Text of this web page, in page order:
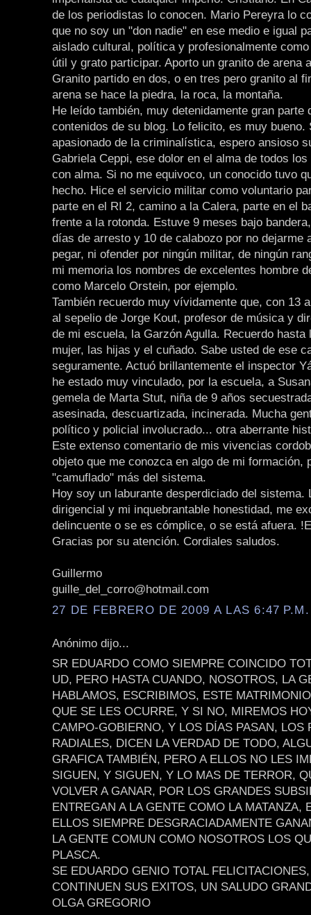
de los periodistas lo conocen. Mario Pereyra lo
que no soy un "don nadie" en ese medio e igual
aislado cultural, política y profesionalmente
útil y grato participar. Aporto un granito de arena
Granito partido en dos, o en tres pero granito al
arena se hace la piedra, la roca, la montaña.
He leído también, muy detenidamente gran parte
contenidos de su blog. Lo felicito, es muy bueno.
apasionado de la criminalística, espero ansioso
Gabriela Ceppi, ese dolor en el alma de todos
con alma. Si no me equivoco, un conocido tuvo
hecho. Hice el servicio militar como voluntario
parte en el RI 2, camino a la Calera, parte en el
frente a la rotonda. Estuve 9 meses bajo
días de arresto y 10 de calabozo por no dejarme
pegar, ni ofender por ningún militar, de ningún
mi memoria los nombres de excelentes hombre
como Marcelo Orstein, por ejemplo.
También recuerdo muy vívidamente que, con 13
al sepelio de Jorge Kout, profesor de música y
de mi escuela, la Garzón Agulla. Recuerdo hasta
mujer, las hijas y el cuñado. Sabe usted de ese
seguramente. Actuó brillantemente el inspector
he estado muy vinculado, por la escuela, a
gemela de Marta Stut, niña de 9 años
asesinada, descuartizada, incinerada. Mucha
político y policial involucrado... otra aberrante
Este extenso comentario de mis vivencias
objeto que me conozca en algo de mi formación,
"camuflado" más del sistema.
Hoy soy un laburante desperdiciado del sistema.
dirigencial y mi inquebrantable honestidad, me
delincuente o se es cómplice, o se está afuera.
Gracias por su atención. Cordiales saludos.
Guillermo
guille_del_corro@hotmail.com
27 DE FEBRERO DE 2009 A LAS 6:47 P.M.
Anónimo dijo...
SR EDUARDO COMO SIEMPRE COINCIDO
UD, PERO HASTA CUANDO, NOSOTROS, LA
HABLAMOS, ESCRIBIMOS, ESTE
QUE SE LES OCURRE, Y SI NO, MIREMOS
CAMPO-GOBIERNO, Y LOS DÍAS PASAN, LOS
RADIALES, DICEN LA VERDAD DE TODO,
GRAFICA TAMBIÉN, PERO A ELLOS NO LES
SIGUEN, Y SIGUEN, Y LO MAS DE TERROR,
VOLVER A GANAR, POR LOS GRANDES
ENTREGAN A LA GENTE COMO LA MATANZA,
ELLOS SIEMPRE DESGRACIADAMENTE
LA GENTE COMUN COMO NOSOTROS LOS
PLASCA.
SE EDUARDO GENIO TOTAL
CONTINUEN SUS EXITOS, UN SALUDO
OLGA GREGORIO